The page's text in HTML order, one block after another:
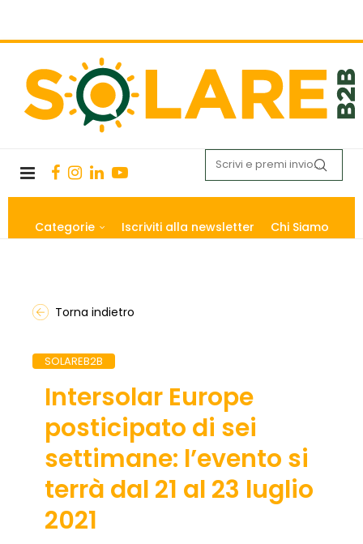
Categorie Iscriviti alla newsletter Chi Siamo
Torna indietro
SOLAREB2B
Intersolar Europe
posticipato di sei
settimane: l’evento si
terrà dal 21 al 23 luglio
2021